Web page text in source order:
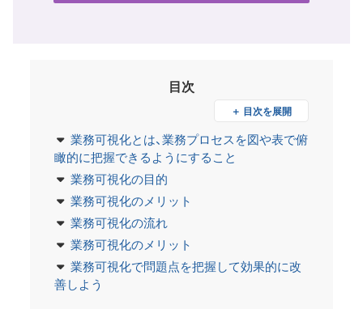
目次
＋ 目次を展開
業務可視化とは、業務プロセスを図や表で俯
瞰的に把握できるようにすること
業務可視化の目的
業務可視化のメリット
業務可視化の流れ
業務可視化のメリット
業務可視化で問題点を把握して効果的に改
善しよう